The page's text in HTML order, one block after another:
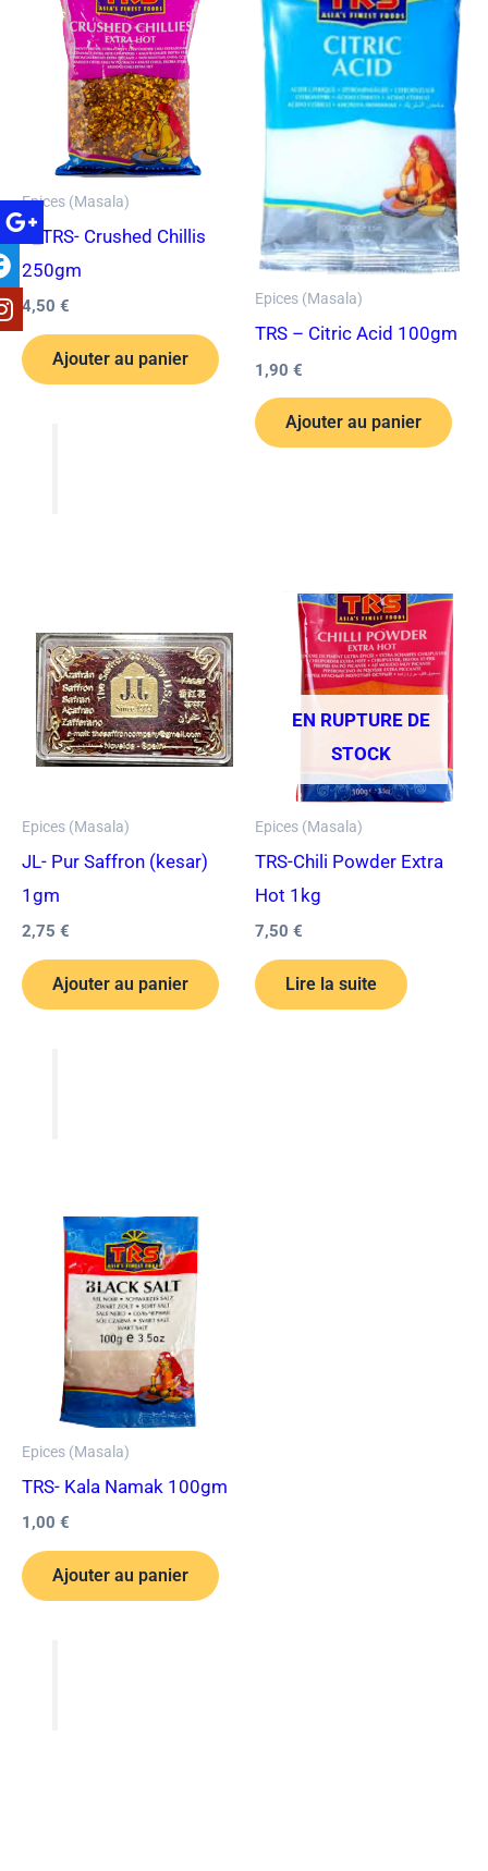
Epices (Masala)
7_TRS- Crushed Chillis
250gm
4,50 €
Ajouter au panier
Epices (Masala)
TRS – Citric Acid 100gm
1,90 €
Ajouter au panier
Epices (Masala)
JL- Pur Saffron (kesar)
1gm
2,75 €
Ajouter au panier
EN RUPTURE DE
STOCK
Epices (Masala)
TRS-Chili Powder Extra
Hot 1kg
7,50 €
Lire la suite
Epices (Masala)
TRS- Kala Namak 100gm
1,00 €
Ajouter au panier